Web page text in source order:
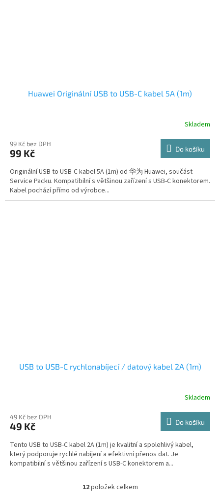
Huawei Originální USB to USB-C kabel 5A (1m)
Skladem
99 Kč bez DPH
99 Kč Do košíku
Originální USB to USB-C kabel 5A (1m) od 华为 Huawei, součást
Service Packu. Kompatibilní s většinou zařízení s USB-C konektorem.
Kabel pochází přímo od výrobce...
USB to USB-C rychlonabíjecí / datový kabel 2A (1m)
Skladem
49 Kč bez DPH
49 Kč Do košíku
Tento USB to USB-C kabel 2A (1m) je kvalitní a spolehlivý kabel,
který podporuje rychlé nabíjení a efektivní přenos dat. Je
kompatibilní s většinou zařízení s USB-C konektorem a...
O
12položek celkem